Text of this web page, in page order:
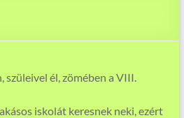
szüleivel él, zömében a VIII.
iskolát keresnek neki, ezért